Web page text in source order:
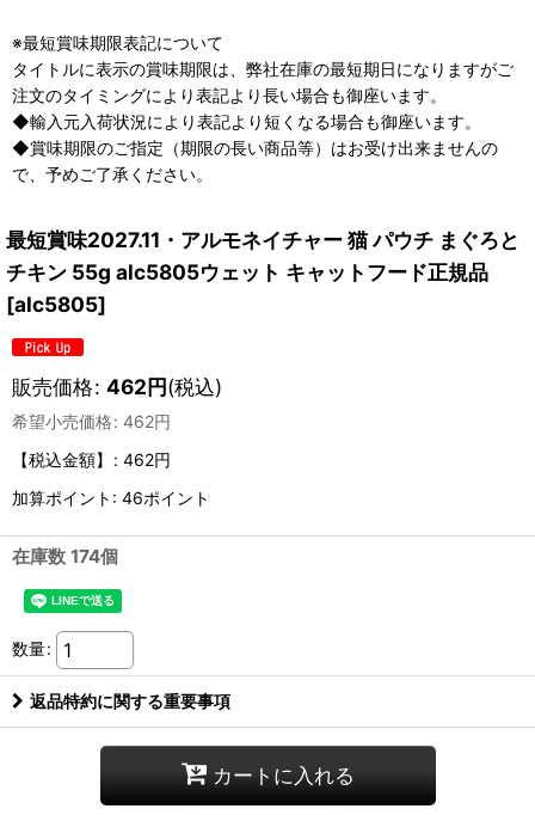
※最短賞味期限表記について
タイトルに表示の賞味期限は、弊社在庫の最短期日になりますがご
注文のタイミングにより表記より長い場合も御座います。
◆輸入元入荷状況により表記より短くなる場合も御座います。
◆賞味期限のご指定（期限の長い商品等）はお受け出来ませんの
で、予めご了承ください。
最短賞味2027.11・アルモネイチャー 猫 パウチ まぐろと
チキン 55g alc5805ウェット キャットフード正規品
[alc5805]
販売価格: 462円(税込)
希望小売価格: 462円
【税込金額】
: 462円
加算ポイント: 46ポイント
在庫数 174個
数量:
返品特約に関する重要事項
カートに入れる